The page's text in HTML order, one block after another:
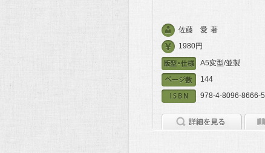
佐藤 愛 著
1980円
A5変型/並製
144
978-4-8096-8666-5